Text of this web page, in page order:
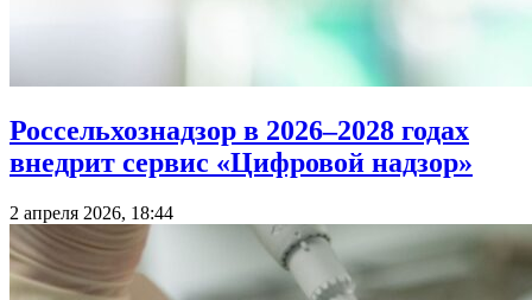
Россельхознадзор в 2026–2028 годах
внедрит сервис «Цифровой надзор»
2 апреля 2026, 18:44